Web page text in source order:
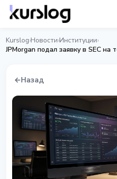
Kurslog›Новости›Институции›
←Назад